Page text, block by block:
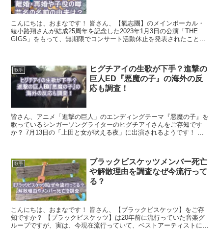
こんにちは、おまなです！ 皆さん、【氣志團】のメインボーカル・
綾小路翔さんが結成25周年を記念した2023年1月3日の公演「THE
GIGS」をもって、無期限でコンサート活動休止を発表されたことを
歌手
ヒグチアイの生歌が下手？進撃の
巨人ED『悪魔の子』の海外の反
応も調査！
皆さん、アニメ「進撃の巨人」のエンディングテーマ『悪魔の子』を
歌っているシンガーソングライターのヒグチアイさんをご存知です
か？ 7月13日の「上田と女が吠える夜」に出演されるようです！ ヒ
歌手
ブラックビスケッツメンバー死亡
や解散理由を調査なぜ今流行って
る？
こんにちは、おまなです！ 皆さん、【ブラックビスケッツ】をご存
知ですか？ 【ブラックビスケッツ】は20年前に流行っていた音楽グ
ループですが、実は、今現在流行っていて、ベストアーティストに出